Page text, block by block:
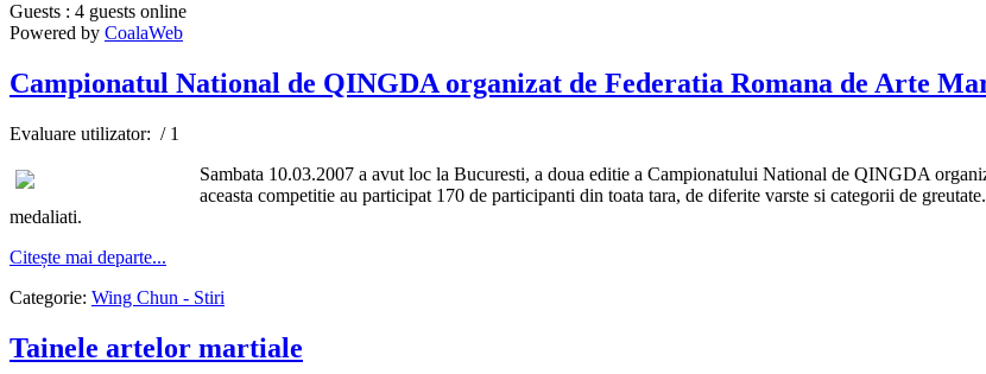
Guests : 4 guests online
Powered by CoalaWeb
Campionatul National de QINGDA organizat de Federatia Romana de Arte
Evaluare utilizator: / 1
Sambata 10.03.2007 a avut loc la Bucuresti, a doua editie a Campionatului National de QINGDA
aceasta competitie au participat 170 de participanti din toata tara, de diferite varste si categorii de
medaliati.
Citește mai departe...
Categorie: Wing Chun - Stiri
Tainele artelor martiale